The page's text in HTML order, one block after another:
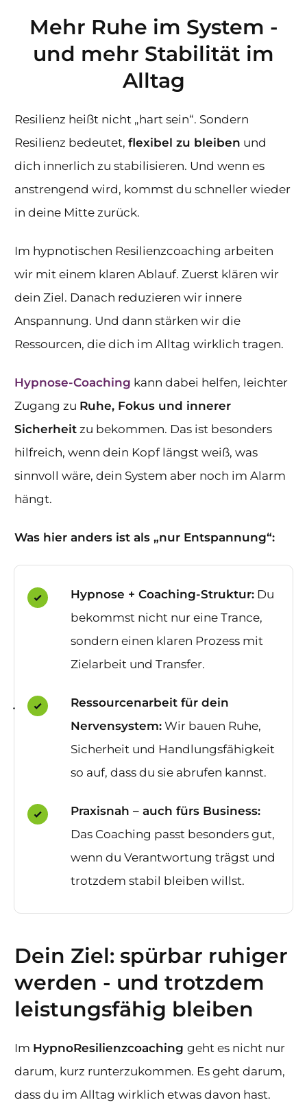
Mehr Ruhe im System -
und mehr Stabilität im
Alltag
Resilienz heißt nicht „hart sein“. Sondern
Resilienz bedeutet, flexibel zu bleiben und
dich innerlich zu stabilisieren. Und wenn es
anstrengend wird, kommst du schneller wieder
in deine Mitte zurück.
Im hypnotischen Resilienzcoaching arbeiten
wir mit einem klaren Ablauf. Zuerst klären wir
dein Ziel. Danach reduzieren wir innere
Anspannung. Und dann stärken wir die
Ressourcen, die dich im Alltag wirklich tragen.
Hypnose-Coaching kann dabei helfen, leichter
Zugang zu Ruhe, Fokus und innerer
Sicherheit zu bekommen. Das ist besonders
hilfreich, wenn dein Kopf längst weiß, was
sinnvoll wäre, dein System aber noch im Alarm
hängt.
Was hier anders ist als „nur Entspannung“:
Hypnose + Coaching-Struktur: Du
bekommst nicht nur eine Trance,
sondern einen klaren Prozess mit
Zielarbeit und Transfer.
Ressourcenarbeit für dein
Nervensystem:Wir bauen Ruhe,
Sicherheit und Handlungsfähigkeit
so auf, dass du sie abrufen kannst.
Praxisnah – auch fürs Business:
Das Coaching passt besonders gut,
wenn du Verantwortung trägst und
trotzdem stabil bleiben willst.
Dein Ziel: spürbar ruhiger
werden - und trotzdem
leistungsfähig bleiben
Im HypnoResilienzcoaching geht es nicht nur
darum, kurz runterzukommen. Es geht darum,
dass du im Alltag wirklich etwas davon hast.